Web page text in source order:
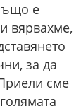
е
вярвахме,
за да
сме